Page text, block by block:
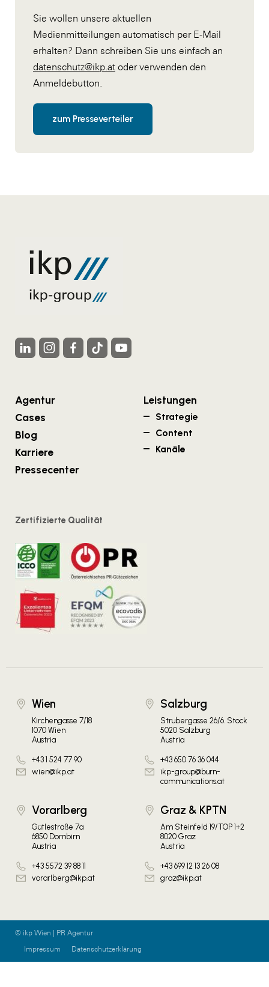
Sie wollen unsere aktuellen
Medienmitteilungen automatisch per E-Mail
erhalten? Dann schreiben Sie uns einfach an
datenschutz@ikp.at oder verwenden den
Anmeldebutton.
zum Presseverteiler
Agentur
Cases
Blog
Karriere
Pressecenter
Leistungen
Strategie
Content
Kanäle
Zertifizierte Qualität
Wien
Kirchengasse 7/18
1070 Wien
Austria
+43 1 524 77 90
wien@ikp.at
Salzburg
Strubergasse 26/6. Stock
5020 Salzburg
Austria
+43 650 76 36 044
ikp-group@burn-
communications.at
Vorarlberg
Gütlestraße 7a
6850 Dornbirn
Austria
+43 5572 39 88 11
vorarlberg@ikp.at
Graz & KPTN
Am Steinfeld 19/TOP 1+2
8020 Graz
Austria
+43 699 12 13 26 08
graz@ikp.at
© ikp Wien | PR Agentur
Impressum
Datenschutzerklärung